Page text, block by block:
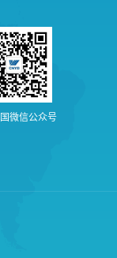
国微信公众号